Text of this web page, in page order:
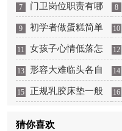
新Logo
7 门卫岗位职责有哪
些
8
9 初学者做蛋糕简单
操作
10
11 女孩子心情低落怎
么哄
12
物
13 形容大难临头各自
飞的词
14
15 正规乳胶床垫一般 16
猜你喜欢